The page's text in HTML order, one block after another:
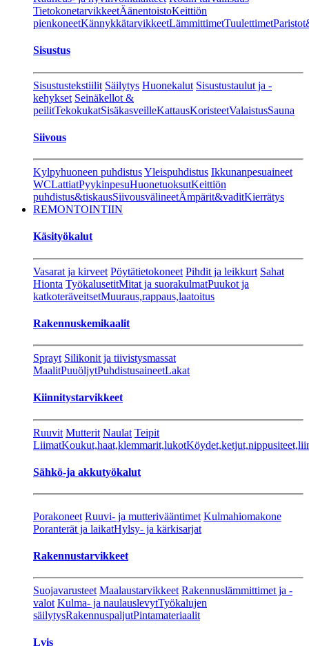
TietokonetarvikkeetÄänentoistoKeittiön
pienkoneetKännykkätarvikkeetLämmittimetTuulettimet
Sisustus
Sisustustekstiilit Säilytys Huonekalut Sisustustaulut ja -
kehykset Seinäkellot &
peilitTekokukatSisäkasveilleKattausKoristeetValaistusSauna
Siivous
Kylpyhuoneen puhdistusYleispuhdistus Ikkunanpesuaineet
WCLattiatPyykinpesuHuonetuoksutKeittiön
puhdistus&tiskausSiivousvälineetÄmpärit&vaditKierrätys
REMONTOINTIIN
Käsityökalut
Vasarat ja kirveet Pöytätietokoneet Pihdit ja leikkurt Sahat
Hionta TyökalusetitMitat ja suorakulmatPuukot ja
katkoteräveitsetMuuraus,rappaus,laatoitus
Rakennuskemikaalit
Sprayt Silikonit ja tiivistysmassat
MaalitPuuöljytPuhdistusaineetLakat
Kiinnitystarvikkeet
Ruuvit Mutterit Naulat Teipit
LiimatKoukut,haat,klemmarit,lukot
Sähkö-ja akkutyökalut
Porakoneet Ruuvi- ja mutterivääntimet Kulmahiomakone
Poranterät ja laikatHylsy- ja kärkisarjat
Rakennustarvikkeet
Suojavarusteet Maalaustarvikkeet Rakennuslämmittimet ja -
valot Kulma- ja naulauslevytTyökalujen
säilytysRakennuspaljutPintamateriaalit
Lvis